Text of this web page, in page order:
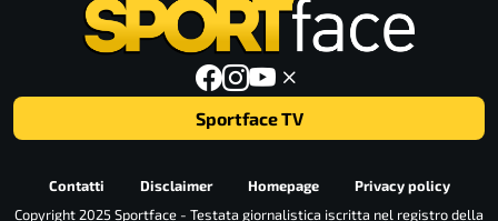
Sportface TV
Contatti Disclaimer Homepage
Privacy policy
Copyright 2025 Sportface - Testata giornalistica iscritta nel registro della